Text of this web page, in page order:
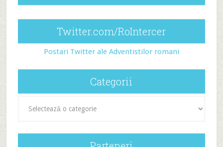
Twitter.com/RoIntercer
Postari Twitter ale Adventistilor romani
Categorii